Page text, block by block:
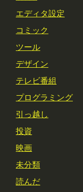
エディタ設定
コミック
ツール
デザイン
テレビ番組
プログラミング
引っ越し
投資
映画
未分類
読んだ